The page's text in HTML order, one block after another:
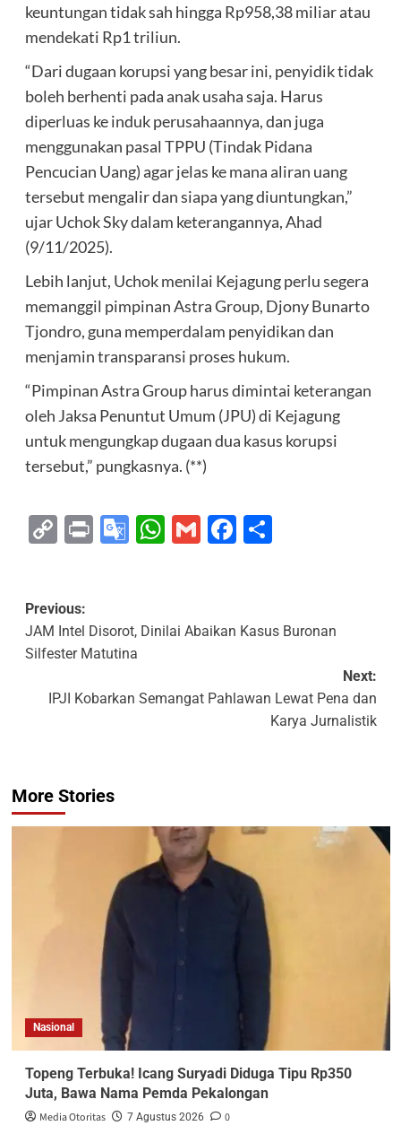
keuntungan tidak sah hingga Rp958,38 miliar atau
mendekati Rp1 triliun.
“Dari dugaan korupsi yang besar ini, penyidik tidak
boleh berhenti pada anak usaha saja. Harus
diperluas ke induk perusahaannya, dan juga
menggunakan pasal TPPU (Tindak Pidana
Pencucian Uang) agar jelas ke mana aliran uang
tersebut mengalir dan siapa yang diuntungkan,”
ujar Uchok Sky dalam keterangannya, Ahad
(9/11/2025).
Lebih lanjut, Uchok menilai Kejagung perlu segera
memanggil pimpinan Astra Group, Djony Bunarto
Tjondro, guna memperdalam penyidikan dan
menjamin transparansi proses hukum.
“Pimpinan Astra Group harus dimintai keterangan
oleh Jaksa Penuntut Umum (JPU) di Kejagung
untuk mengungkap dugaan dua kasus korupsi
tersebut,” pungkasnya. (**)
CopyPrintGoogle
WhatsApp
GmailFacebook
Share
Previous:
JAM Intel Disorot, Dinilai Abaikan Kasus Buronan
Silfester Matutina
Next:
IPJI Kobarkan Semangat Pahlawan Lewat Pena dan
Karya Jurnalistik
More Stories
Nasional
Topeng Terbuka! Icang Suryadi Diduga Tipu Rp350
Juta, Bawa Nama Pemda Pekalongan
Media Otoritas 7 Agustus 2026 0